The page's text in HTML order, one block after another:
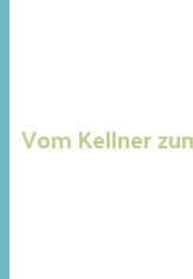
Vom Kellner